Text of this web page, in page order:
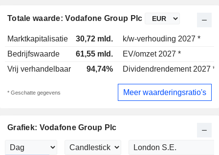
Totale waarde: Vodafone Group Plc
Marktkapitalisatie 30,72 mld.
k/w-verhouding 2027 *
Bedrijfswaarde
61,55 mld.
EV/omzet 2027 *
Vrij verhandelbaar
94,74% Dividendrendement 2027 *
* Geschatte gegevens Meer waarderingsratio's
Grafiek: Vodafone Group Plc